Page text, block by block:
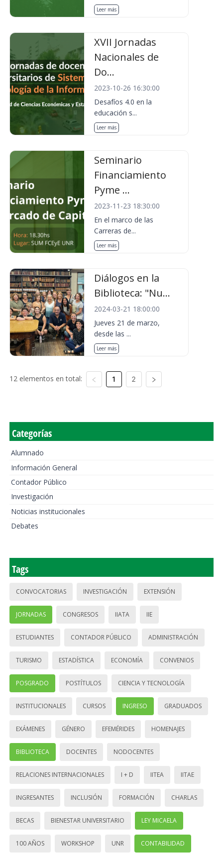
Leer más
XVII Jornadas
Nacionales de
Do...
2023-10-26 16:30:00
Desafíos 4.0 en la
educación s...
Leer más
Seminario
Financiamiento
Pyme ...
2023-11-23 18:30:00
En el marco de las
Carreras de...
Leer más
Diálogos en la
Biblioteca: "Nu...
2024-03-21 18:00:00
Jueves 21 de marzo,
desde las ...
Leer más
12 elementos en total: 1 2
Categorías
Alumnado
Información General
Contador Público
Investigación
Noticias institucionales
Debates
Tags
CONVOCATORIAS INVESTIGACIÓN EXTENSIÓN
JORNADAS CONGRESOS IIATA IIE
ESTUDIANTES CONTADOR PÚBLICO ADMINISTRACIÓN
TURISMO ESTADÍSTICA ECONOMÍA CONVENIOS
POSGRADO POSTÍTULOS CIENCIA Y TECNOLOGÍA
INSTITUCIONALES CURSOS INGRESO GRADUADOS
EXÁMENES GÉNERO EFEMÉRIDES HOMENAJES
BIBLIOTECA DOCENTES NODOCENTES
RELACIONES INTERNACIONALES I + D IITEA IITAE
INGRESANTES INCLUSIÓN FORMACIÓN CHARLAS
BECAS BIENESTAR UNIVERSITARIO LEY MICAELA
100 AÑOS WORKSHOP UNR CONTABILIDAD